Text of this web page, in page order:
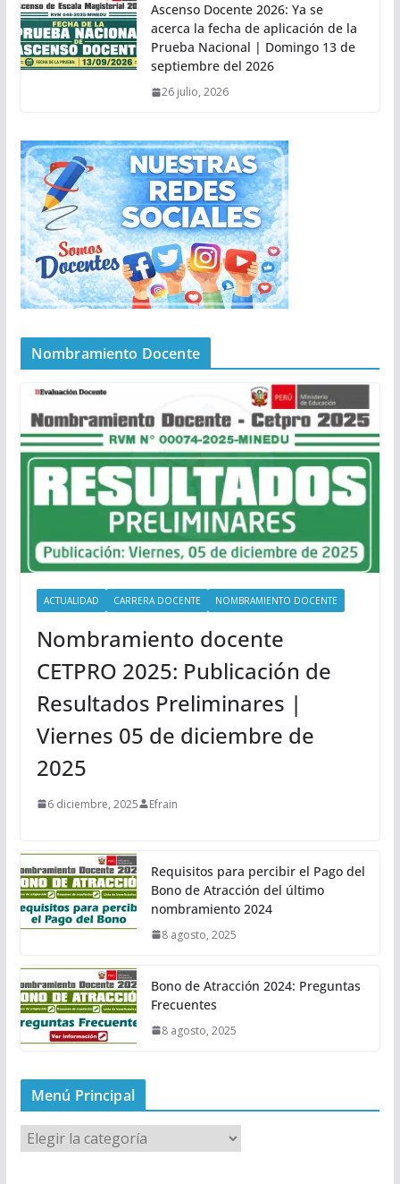
Ascenso Docente 2026: Ya se
acerca la fecha de aplicación de la
Prueba Nacional | Domingo 13 de
septiembre del 2026
26 julio, 2026
Nombramiento Docente
ACTUALIDAD CARRERA DOCENTE NOMBRAMIENTO DOCENTE
Nombramiento docente
CETPRO 2025: Publicación de
Resultados Preliminares |
Viernes 05 de diciembre de
2025
6 diciembre, 2025 Efrain
Requisitos para percibir el Pago del
Bono de Atracción del último
nombramiento 2024
8 agosto, 2025
Bono de Atracción 2024: Preguntas
Frecuentes
8 agosto, 2025
Menú Principal
M
e